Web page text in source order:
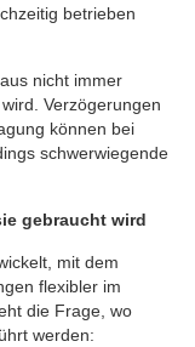
betrieben
nicht immer
Verzögerungen
können bei
schwerwiegende
gebraucht wird
mit dem
flexibler im
die Frage, wo
werden: